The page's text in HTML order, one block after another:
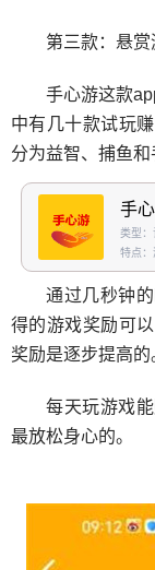
第三款：悬赏
手心游这款
中有几十款试玩
分为益智、捕鱼和
手
类型
特点
通过几秒钟
得的游戏奖励可
奖励是逐步提高的
每天玩游戏
最放松身心的。